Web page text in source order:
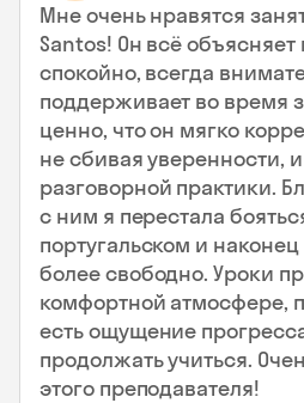
Мне очень нравятся
Santos! Он всё объясняет
спокойно, всегда
поддерживает во время
ценно, что он мягко
не сбивая уверенности,
разговорной практики.
с ним я перестала
португальском и
более свободно. Уроки
комфортной атмосфере,
есть ощущение
продолжать учиться.
этого преподавателя!